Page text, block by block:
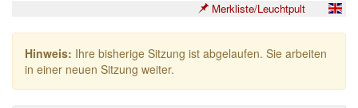
Merkliste/Leuchtpult
Hinweis: Ihre bisherige Sitzung ist abgelaufen. Sie arbeiten
in einer neuen Sitzung weiter.